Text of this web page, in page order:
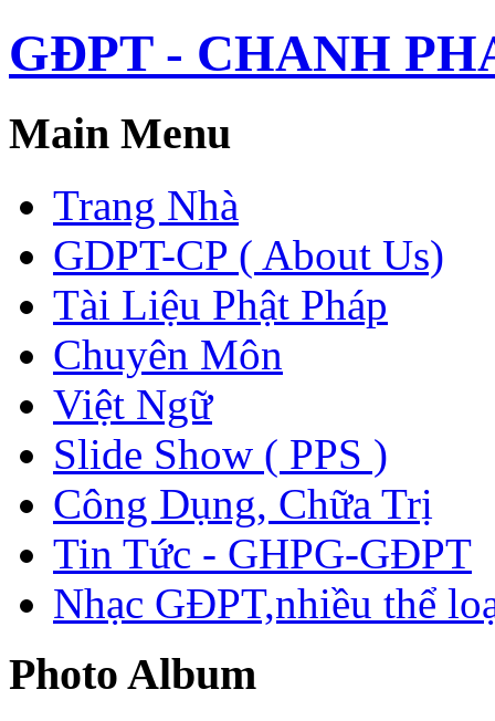
GĐPT - CHANH
Main Menu
Trang Nhà
GDPT-CP ( About Us)
Tài Liệu Phật Pháp
Chuyên Môn
Việt Ngữ
Slide Show ( PPS )
Công Dụng, Chữa Trị
Tin Tức - GHPG-GĐPT
Nhạc GĐPT,nhiều thể
Photo Album